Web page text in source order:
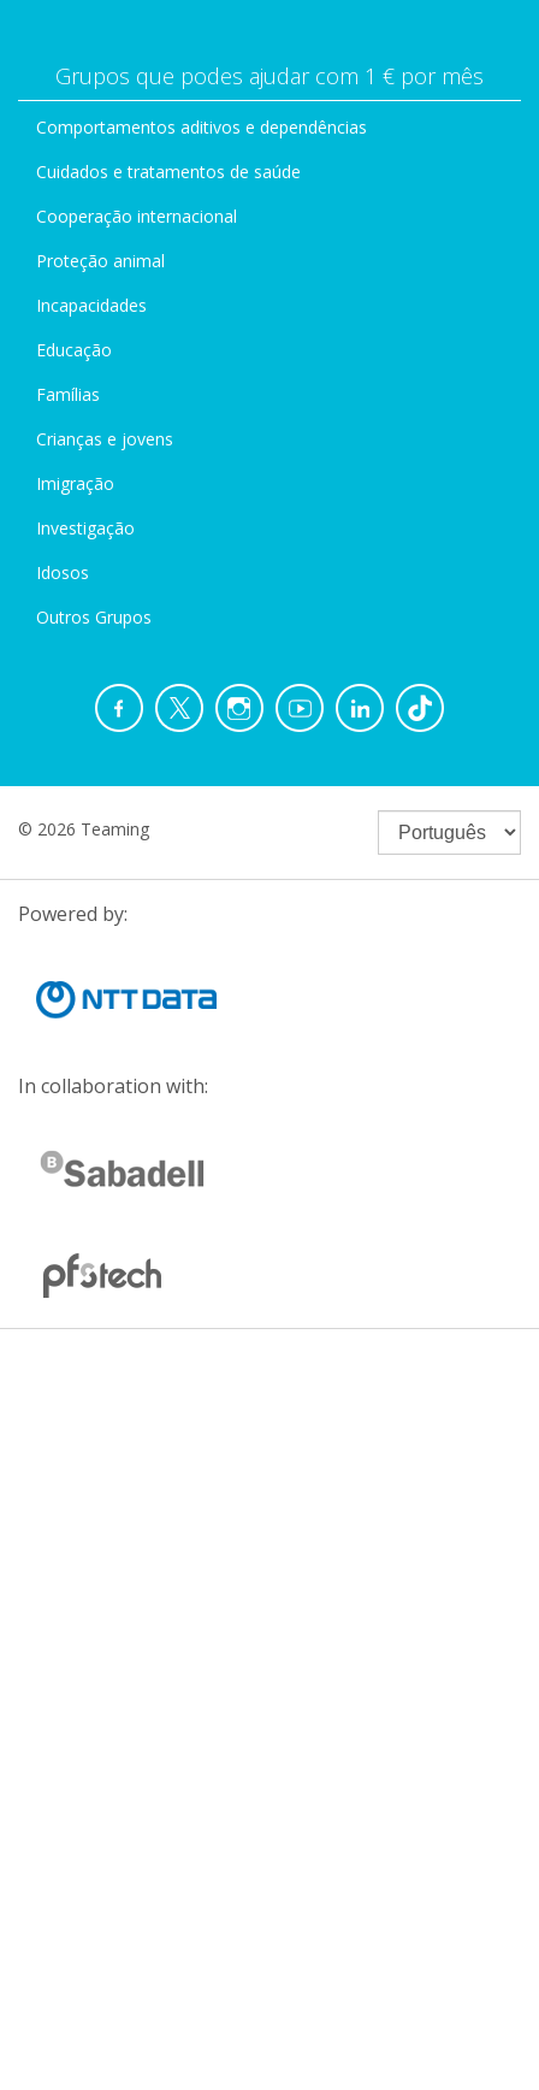
Grupos que podes ajudar com 1 € por mês
Comportamentos aditivos e dependências
Cuidados e tratamentos de saúde
Cooperação internacional
Proteção animal
Incapacidades
Educação
Famílias
Crianças e jovens
Imigração
Investigação
Idosos
Outros Grupos
© 2026 Teaming
Powered by:
In collaboration with: